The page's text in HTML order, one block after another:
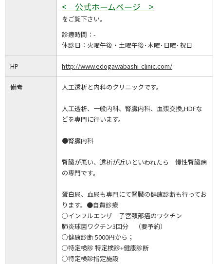
< 公式ホームページ >
をご覧下さい。
診療時間： -
休診日： 火曜午後・土曜午後･木曜･日曜･祝日
HP http://www.edogawabashi-clinic.com/
備考 人工透析と内科のクリニックです。
人工透析、一般内科、腎臓内科、血漿交換,HDFな
どを専門に行います。
●腎臓内科
腎臓が悪い、透析が近いといわれたら 慢性腎臓病
の専門です。
蛋白尿、血尿も専門にて腎臓の健康診断も行ってお
ります。●自費診療
○インフルエンザ 子宮頚部癌のワクチン
肺炎球菌ワクチン3回分 （要予約）
○健康診断 5000円から；
○特定検診 特定検診+健康診断
○特定検診指定施設